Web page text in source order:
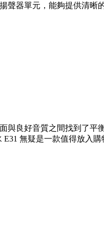
聲器單元，能夠提供清
與良好音質之間找到了
無疑是一款值得放入